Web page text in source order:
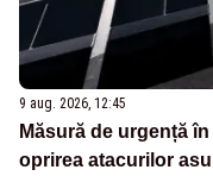
9 aug. 2026, 12:45
Măsură de urgență
oprirea atacurilor